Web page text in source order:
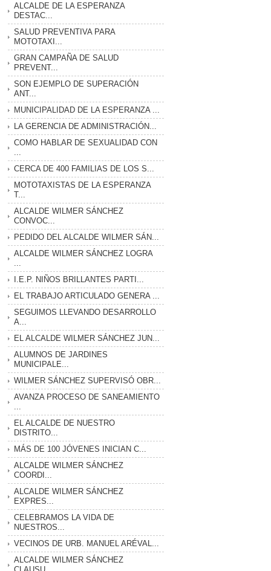
ALCALDE DE LA ESPERANZA
DESTAC...
SALUD PREVENTIVA PARA
MOTOTAXI...
GRAN CAMPAÑA DE SALUD
PREVENT...
SON EJEMPLO DE SUPERACIÓN
ANT...
MUNICIPALIDAD DE LA ESPERANZA ...
LA GERENCIA DE ADMINISTRACIÓN...
COMO HABLAR DE SEXUALIDAD CON
CERCA DE 400 FAMILIAS DE LOS S...
MOTOTAXISTAS DE LA ESPERANZA
T...
ALCALDE WILMER SÁNCHEZ
CONVOC...
PEDIDO DEL ALCALDE WILMER SÁN...
ALCALDE WILMER SÁNCHEZ LOGRA
I.E.P. NIÑOS BRILLANTES PARTI...
EL TRABAJO ARTICULADO GENERA ...
SEGUIMOS LLEVANDO DESARROLLO
A...
EL ALCALDE WILMER SÁNCHEZ JUN...
ALUMNOS DE JARDINES
MUNICIPALE...
WILMER SÁNCHEZ SUPERVISÓ OBR...
AVANZA PROCESO DE SANEAMIENTO
EL ALCALDE DE NUESTRO
DISTRITO...
MÁS DE 100 JÓVENES INICIAN C...
ALCALDE WILMER SÁNCHEZ
COORDI...
ALCALDE WILMER SÁNCHEZ
EXPRES...
CELEBRAMOS LA VIDA DE
NUESTROS...
VECINOS DE URB. MANUEL ARÉVAL...
ALCALDE WILMER SÁNCHEZ